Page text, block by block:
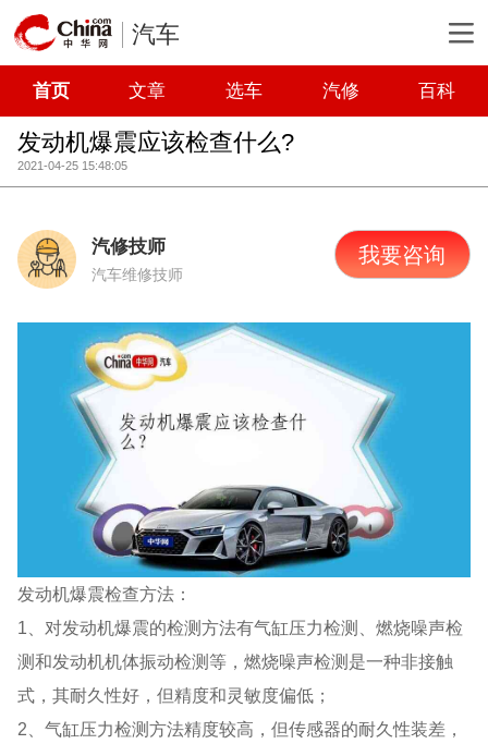
汽车
首页 文章 选车 汽修 百科
发动机爆震应该检查什么?
2021-04-25 15:48:05
汽修技师
汽车维修技师
我要咨询
发动机爆震检查方法：
1、对发动机爆震的检测方法有气缸压力检测、燃烧噪声检
测和发动机机体振动检测等，燃烧噪声检测是一种非接触
式，其耐久性好，但精度和灵敏度偏低；
2、气缸压力检测方法精度较高，但传感器的耐久性装差，